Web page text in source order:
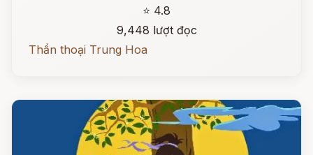
⭐ 4.8
9,448 lượt đọc
Thần thoại Trung Hoa